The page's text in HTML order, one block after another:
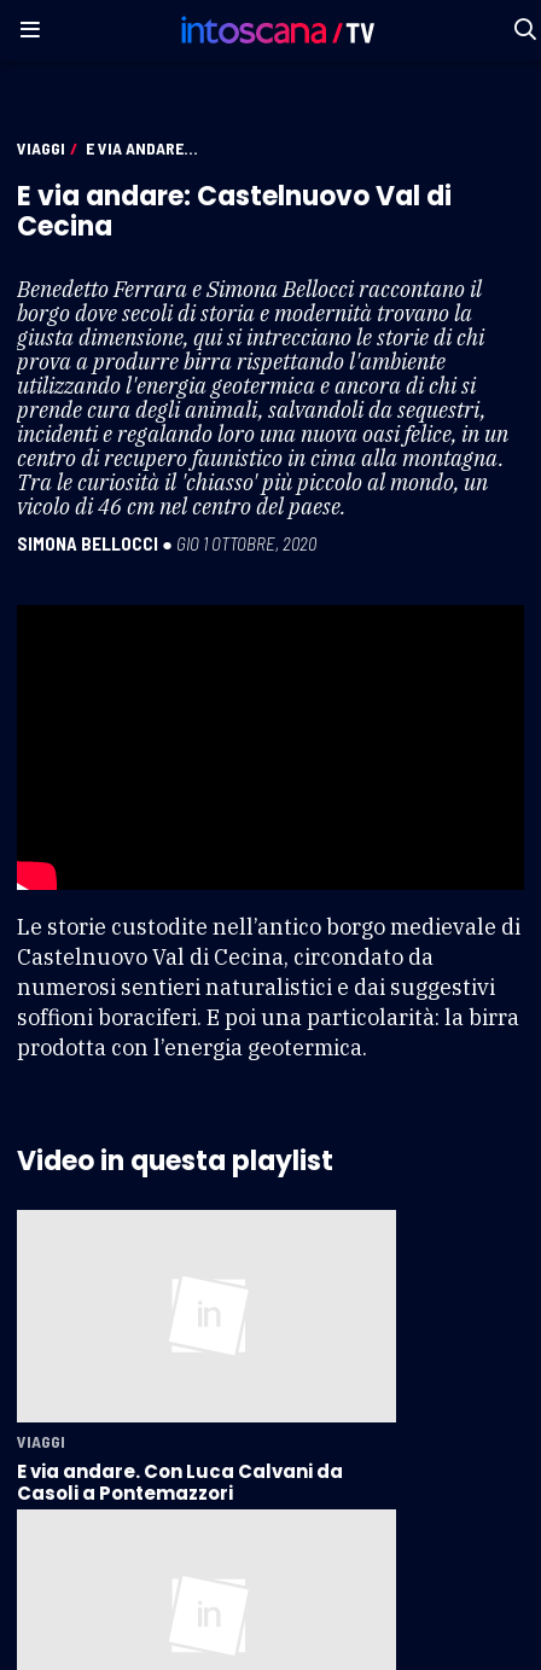
VIAGGI / E VIA ANDARE...
E via andare: Castelnuovo Val di
Cecina
Benedetto Ferrara e Simona Bellocci raccontano il
borgo dove secoli di storia e modernità trovano la
giusta dimensione, qui si intrecciano le storie di chi
prova a produrre birra rispettando l'ambiente
utilizzando l'energia geotermica e ancora di chi si
prende cura degli animali, salvandoli da sequestri,
incidenti e regalando loro una nuova oasi felice, in un
centro di recupero faunistico in cima alla montagna.
Tra le curiosità il 'chiasso' più piccolo al mondo, un
vicolo di 46 cm nel centro del paese.
SIMONA BELLOCCI ● GIO 1 OTTOBRE, 2020
Le storie custodite nell’antico borgo medievale di
Castelnuovo Val di Cecina, circondato da
numerosi sentieri naturalistici e dai suggestivi
soffioni boraciferi. E poi una particolarità: la birra
prodotta con l’energia geotermica.
Video in questa playlist
VIAGGI
E via andare. Con Luca Calvani da
Casoli a Pontemazzori